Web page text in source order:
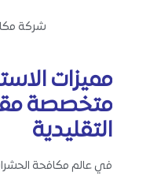
شركة
مميزات
متخصصة
التقليدية
في عالم مكافحة